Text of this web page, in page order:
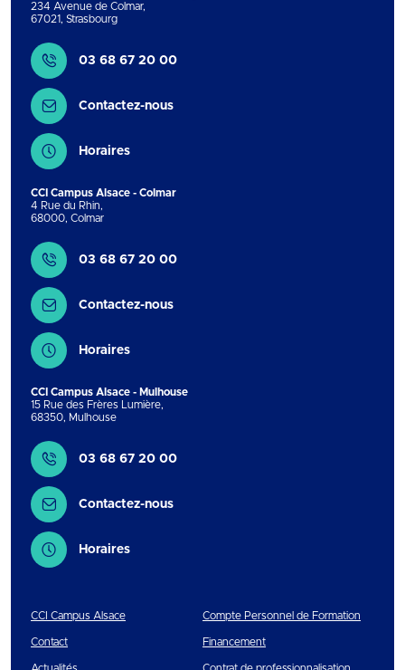
234 Avenue de Colmar,
67021, Strasbourg
Contact
03 68 67 20 00
Contactez-nous
Horaires
CCI Campus Alsace - Colmar
4 Rue du Rhin,
68000, Colmar
Contact
03 68 67 20 00
Contactez-nous
Horaires
CCI Campus Alsace - Mulhouse
15 Rue des Frères Lumière,
68350, Mulhouse
Contact
03 68 67 20 00
Contactez-nous
Horaires
CCI Campus Alsace
Contact
Compte Personnel de Formation
Financement